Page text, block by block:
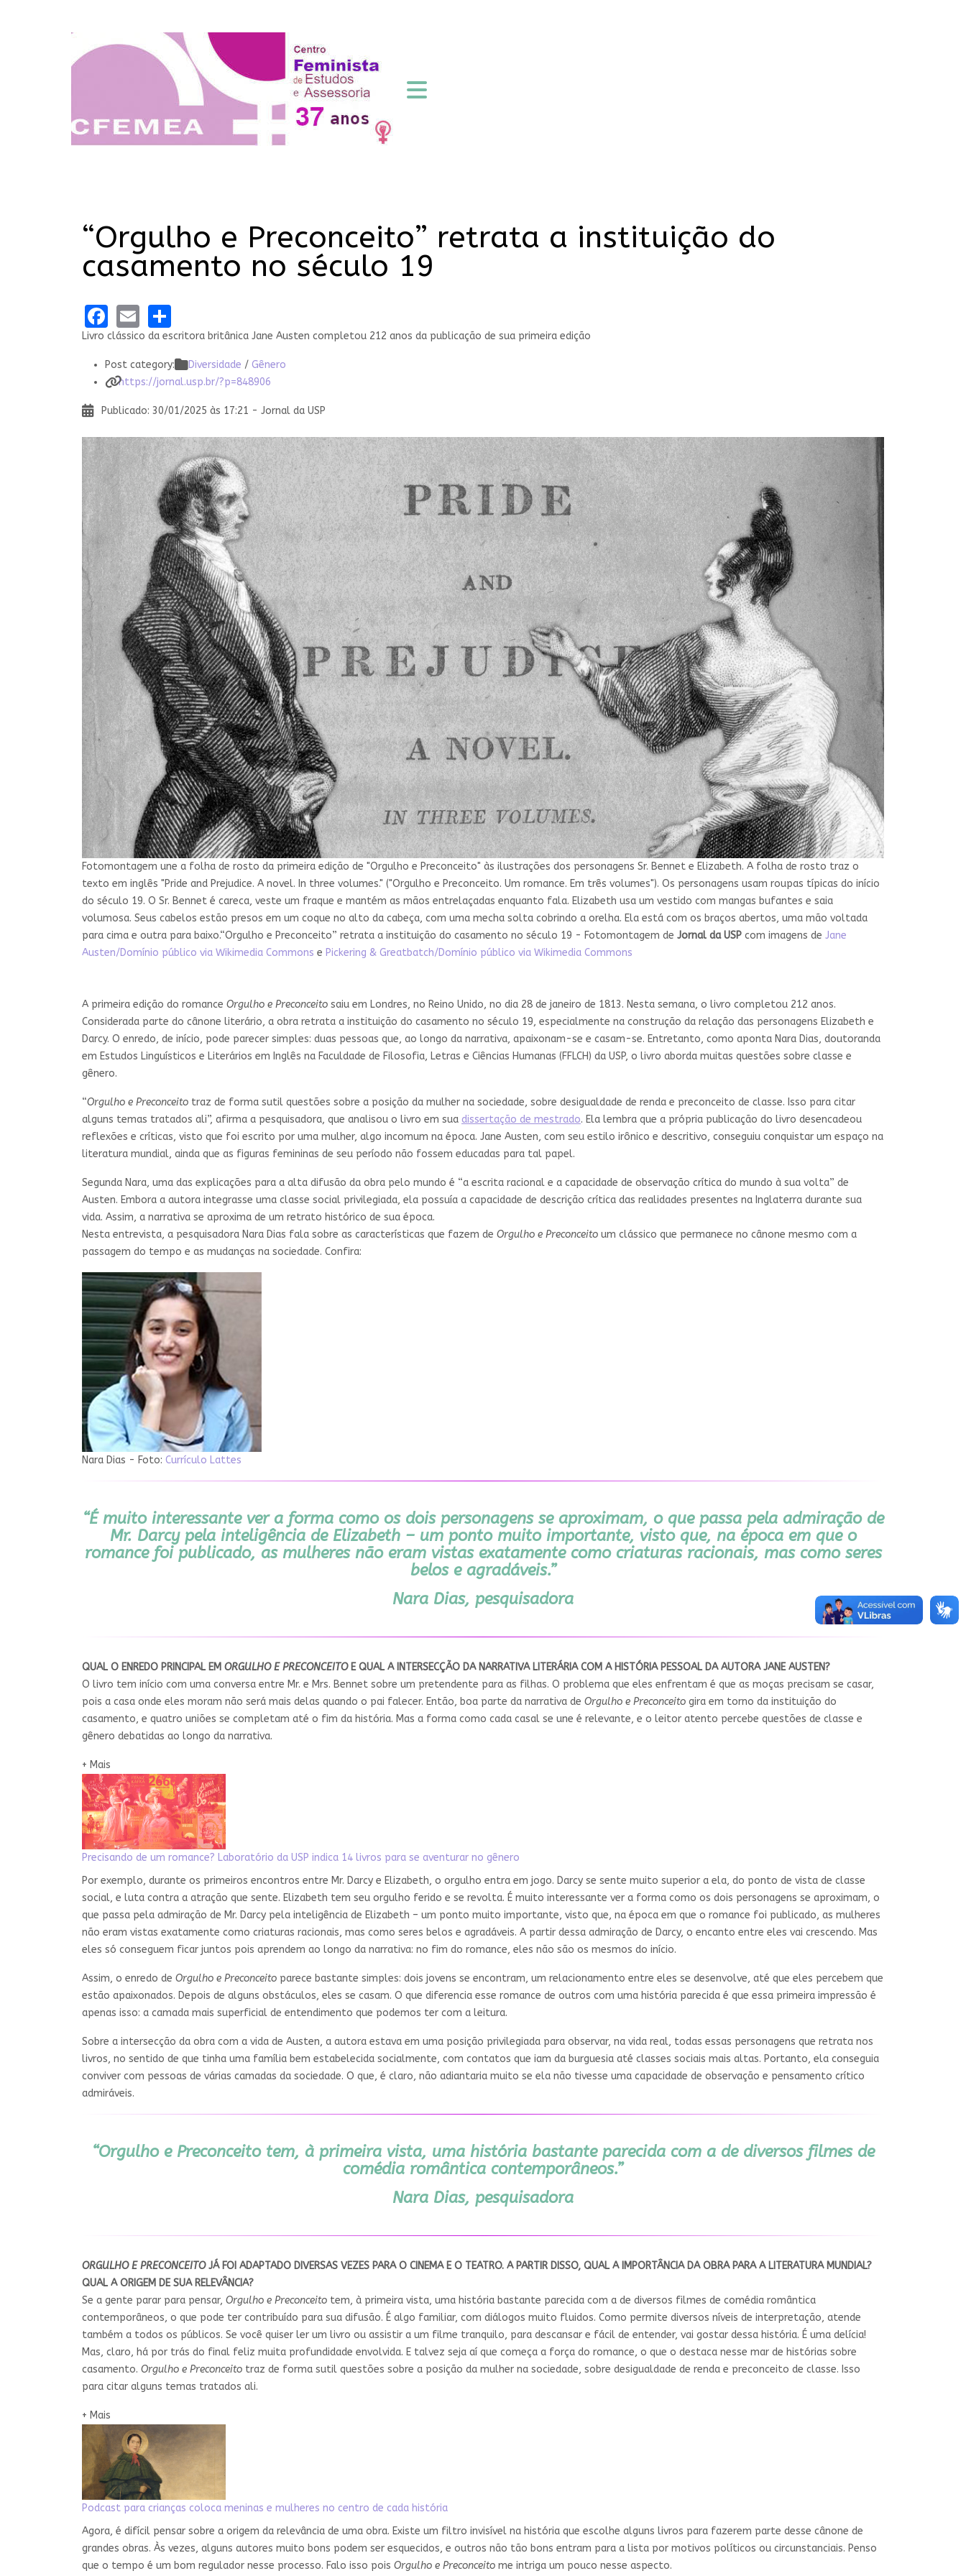
“Orgulho e Preconceito” retrata a instituição do
casamento no século 19
Facebook
Email
Livro clássico da escritora britânica Jane Austen completou 212 anos da publicação de sua primeira edição
Post category: Diversidade / Gênero
https://jornal.usp.br/?p=848906
Publicado: 30/01/2025 às 17:21 - Jornal da USP
Fotomontagem une a folha de rosto da primeira edição de "Orgulho e Preconceito" às ilustrações dos personagens Sr. Bennet e Elizabeth. A folha de rosto traz o
texto em inglês "Pride and Prejudice. A novel. In three volumes." ("Orgulho e Preconceito. Um romance. Em três volumes"). Os personagens usam roupas típicas do início
do século 19. O Sr. Bennet é careca, veste um fraque e mantém as mãos entrelaçadas enquanto fala. Elizabeth usa um vestido com mangas bufantes e saia
volumosa. Seus cabelos estão presos em um coque no alto da cabeça, com uma mecha solta cobrindo a orelha. Ela está com os braços abertos, uma mão voltada
para cima e outra para baixo.“Orgulho e Preconceito” retrata a instituição do casamento no século 19 - Fotomontagem de Jornal da USP com imagens de Jane
Austen/Domínio público via Wikimedia Commons e Pickering & Greatbatch/Domínio público via Wikimedia Commons
A primeira edição do romance Orgulho e Preconceito saiu em Londres, no Reino Unido, no dia 28 de janeiro de 1813. Nesta semana, o livro completou 212 anos.
Considerada parte do cânone literário, a obra retrata a instituição do casamento no século 19, especialmente na construção da relação das personagens Elizabeth e
Darcy. O enredo, de início, pode parecer simples: duas pessoas que, ao longo da narrativa, apaixonam-se e casam-se. Entretanto, como aponta Nara Dias, doutoranda
em Estudos Linguísticos e Literários em Inglês na Faculdade de Filosofia, Letras e Ciências Humanas (FFLCH) da USP, o livro aborda muitas questões sobre classe e
gênero.
“Orgulho e Preconceito traz de forma sutil questões sobre a posição da mulher na sociedade, sobre desigualdade de renda e preconceito de classe. Isso para citar
alguns temas tratados ali”, afirma a pesquisadora, que analisou o livro em sua dissertação de mestrado. Ela lembra que a própria publicação do livro desencadeou
reflexões e críticas, visto que foi escrito por uma mulher, algo incomum na época. Jane Austen, com seu estilo irônico e descritivo, conseguiu conquistar um espaço na
literatura mundial, ainda que as figuras femininas de seu período não fossem educadas para tal papel.
Segunda Nara, uma das explicações para a alta difusão da obra pelo mundo é “a escrita racional e a capacidade de observação crítica do mundo à sua volta” de
Austen. Embora a autora integrasse uma classe social privilegiada, ela possuía a capacidade de descrição crítica das realidades presentes na Inglaterra durante sua
vida. Assim, a narrativa se aproxima de um retrato histórico de sua época.
Nesta entrevista, a pesquisadora Nara Dias fala sobre as características que fazem de Orgulho e Preconceito um clássico que permanece no cânone mesmo com a
passagem do tempo e as mudanças na sociedade. Confira:
Nara Dias - Foto: Currículo Lattes
“É muito interessante ver a forma como os dois personagens se aproximam, o que passa pela admiração de
Mr. Darcy pela inteligência de Elizabeth – um ponto muito importante, visto que, na época em que o
romance foi publicado, as mulheres não eram vistas exatamente como criaturas racionais, mas como seres
belos e agradáveis.”
Nara Dias, pesquisadora
QUAL O ENREDO PRINCIPAL EM ORGULHO E PRECONCEITOE QUAL A INTERSECÇÃO DA NARRATIVA LITERÁRIA COM A HISTÓRIA PESSOAL DA AUTORA JANE AUSTEN?
O livro tem início com uma conversa entre Mr. e Mrs. Bennet sobre um pretendente para as filhas. O problema que eles enfrentam é que as moças precisam se casar,
pois a casa onde eles moram não será mais delas quando o pai falecer. Então, boa parte da narrativa de Orgulho e Preconceito gira em torno da instituição do
casamento, e quatro uniões se completam até o fim da história. Mas a forma como cada casal se une é relevante, e o leitor atento percebe questões de classe e
gênero debatidas ao longo da narrativa.
+ Mais
Precisando de um romance?​ Laboratório da USP indica 14 livros para se aventurar no gênero
Por exemplo, durante os primeiros encontros entre Mr. Darcy e Elizabeth, o orgulho entra em jogo. Darcy se sente muito superior a ela, do ponto de vista de classe
social, e luta contra a atração que sente. Elizabeth tem seu orgulho ferido e se revolta. É muito interessante ver a forma como os dois personagens se aproximam, o
que passa pela admiração de Mr. Darcy pela inteligência de Elizabeth – um ponto muito importante, visto que, na época em que o romance foi publicado, as mulheres
não eram vistas exatamente como criaturas racionais, mas como seres belos e agradáveis. A partir dessa admiração de Darcy, o encanto entre eles vai crescendo. Mas
eles só conseguem ficar juntos pois aprendem ao longo da narrativa: no fim do romance, eles não são os mesmos do início.
Assim, o enredo de Orgulho e Preconceito parece bastante simples: dois jovens se encontram, um relacionamento entre eles se desenvolve, até que eles percebem que
estão apaixonados. Depois de alguns obstáculos, eles se casam. O que diferencia esse romance de outros com uma história parecida é que essa primeira impressão é
apenas isso: a camada mais superficial de entendimento que podemos ter com a leitura.
Sobre a intersecção da obra com a vida de Austen, a autora estava em uma posição privilegiada para observar, na vida real, todas essas personagens que retrata nos
livros, no sentido de que tinha uma família bem estabelecida socialmente, com contatos que iam da burguesia até classes sociais mais altas. Portanto, ela conseguia
conviver com pessoas de várias camadas da sociedade. O que, é claro, não adiantaria muito se ela não tivesse uma capacidade de observação e pensamento crítico
admiráveis.
“Orgulho e Preconceito tem, à primeira vista, uma história bastante parecida com a de diversos filmes de
comédia romântica contemporâneos.”
Nara Dias, pesquisadora
ORGULHO E PRECONCEITOJÁ FOI ADAPTADO DIVERSAS VEZES PARA O CINEMA E O TEATRO. A PARTIR DISSO, QUAL A IMPORTÂNCIA DA OBRA PARA A LITERATURA MUNDIAL?
QUAL A ORIGEM DE SUA RELEVÂNCIA?
Se a gente parar para pensar, Orgulho e Preconceito tem, à primeira vista, uma história bastante parecida com a de diversos filmes de comédia romântica
contemporâneos, o que pode ter contribuído para sua difusão. É algo familiar, com diálogos muito fluidos. Como permite diversos níveis de interpretação, atende
também a todos os públicos. Se você quiser ler um livro ou assistir a um filme tranquilo, para descansar e fácil de entender, vai gostar dessa história. É uma delícia!
Mas, claro, há por trás do final feliz muita profundidade envolvida. E talvez seja aí que começa a força do romance, o que o destaca nesse mar de histórias sobre
casamento. Orgulho e Preconceito traz de forma sutil questões sobre a posição da mulher na sociedade, sobre desigualdade de renda e preconceito de classe. Isso
para citar alguns temas tratados ali.
+ Mais
Podcast para crianças coloca meninas e mulheres no centro de cada história
Agora, é difícil pensar sobre a origem da relevância de uma obra. Existe um filtro invisível na história que escolhe alguns livros para fazerem parte desse cânone de
grandes obras. Às vezes, alguns autores muito bons podem ser esquecidos, e outros não tão bons entram para a lista por motivos políticos ou circunstanciais. Penso
que o tempo é um bom regulador nesse processo. Falo isso pois Orgulho e Preconceito me intriga um pouco nesse aspecto.